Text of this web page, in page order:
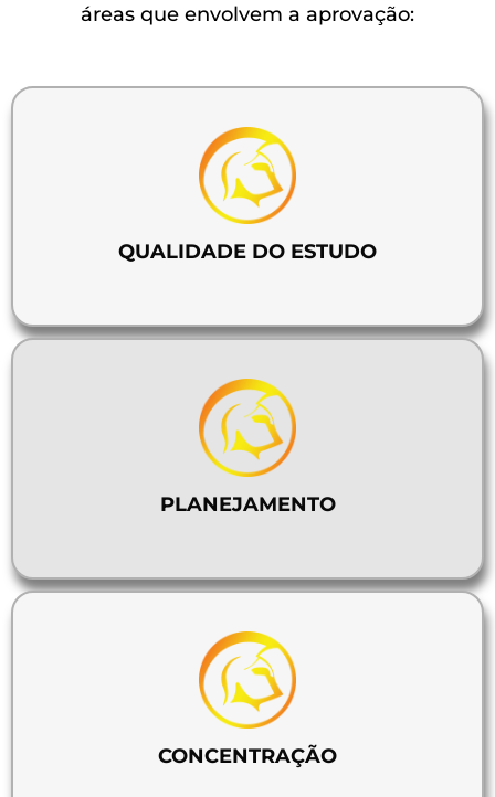
áreas que envolvem a aprovação:
QUALIDADE DO ESTUDO
PLANEJAMENTO
CONCENTRAÇÃO